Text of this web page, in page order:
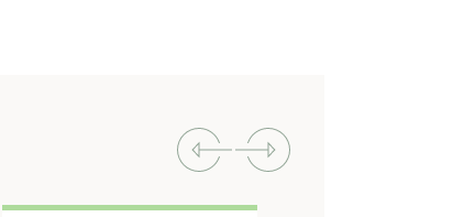
PreviousNext